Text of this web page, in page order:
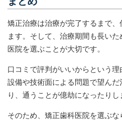
矯正治療は治療が完了するまで
ます。そして、治療期間も長い
医院を選ぶことが大切です。
口コミで評判がいいからという理
設備や技術面による問題で望ん
り、通うことが億劫になったりし
そのため、矯正歯科医院を選ぶ